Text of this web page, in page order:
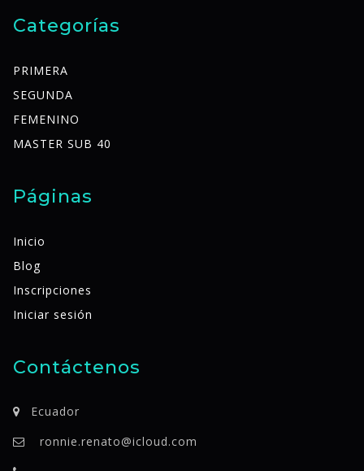
Categorías
PRIMERA
SEGUNDA
FEMENINO
MASTER SUB 40
Páginas
Inicio
Blog
Inscripciones
Iniciar sesión
Contáctenos
Ecuador
ronnie.renato@icloud.com